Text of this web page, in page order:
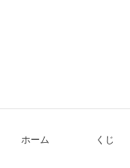
ホーム くじ